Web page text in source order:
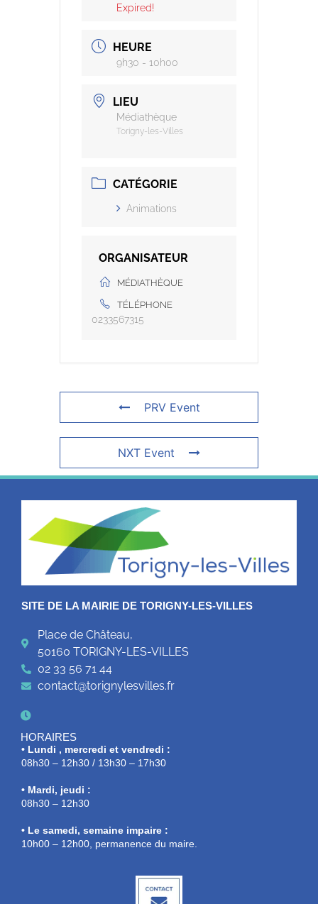
Expired!
HEURE
9h30 - 10h00
LIEU
Médiathèque
Torigny-les-Villes
CATÉGORIE
Animations
ORGANISATEUR
MÉDIATHÈQUE
TÉLÉPHONE
0233567315
PRV Event
NXT Event
SITE DE LA MAIRIE DE TORIGNY-LES-VILLES
Place de Château,
50160 TORIGNY-LES-VILLES
02 33 56 71 44
contact@torignylesvilles.fr
HORAIRES
• Lundi , mercredi et vendredi :
08h30 – 12h30 / 13h30 – 17h30
• Mardi, jeudi :
08h30 – 12h30
• Le samedi, semaine impaire :
10h00 – 12h00, permanence du maire.